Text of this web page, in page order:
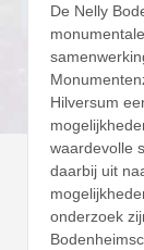
De Nelly
Hilversum
waardevolle
daarbij uit
onderzoek